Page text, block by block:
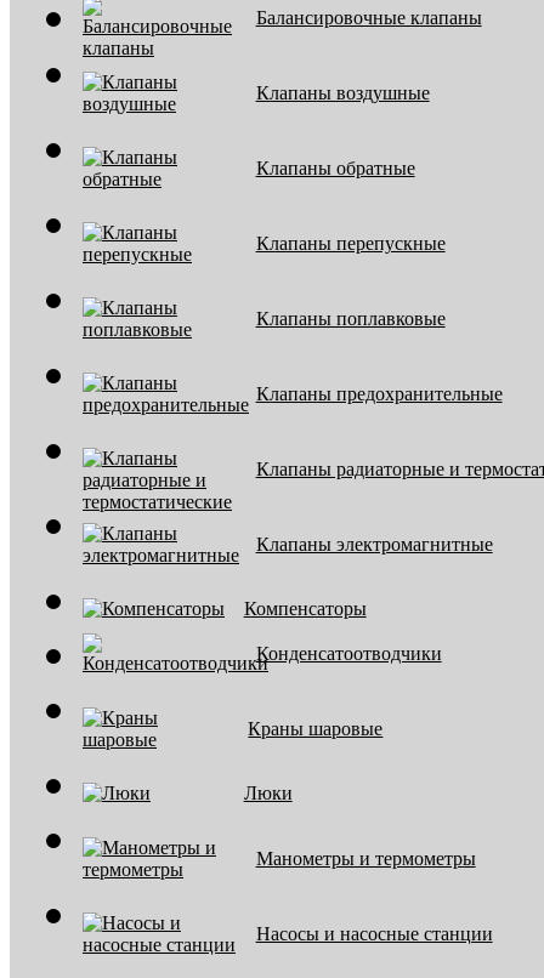
Балансировочные клапаны
Клапаны воздушные
Клапаны обратные
Клапаны перепускные
Клапаны поплавковые
Клапаны предохранительные
Клапаны радиаторные и
Клапаны электромагнитные
Компенсаторы
Конденсатоотводчики
Краны шаровые
Люки
Манометры и термометры
Насосы и насосные станции